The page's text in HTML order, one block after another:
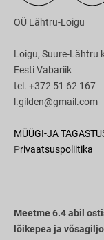
OÜ Lähtru-Loigu
Loigu, Suure-Lähtru
Eesti
tel. +372 51 62 167
l.gilden@gmail.com
MÜÜGI-JA
Privaatsuspoliitika
Meetme 6.4 abil
lõikepea ja